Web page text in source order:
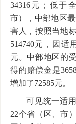
34316元；低于
市），中部地区
害人，按照当地
514740元，因适
元。中部地区的
得的赔偿金是
增加了72585元。
可见统一适
22个省（区、市